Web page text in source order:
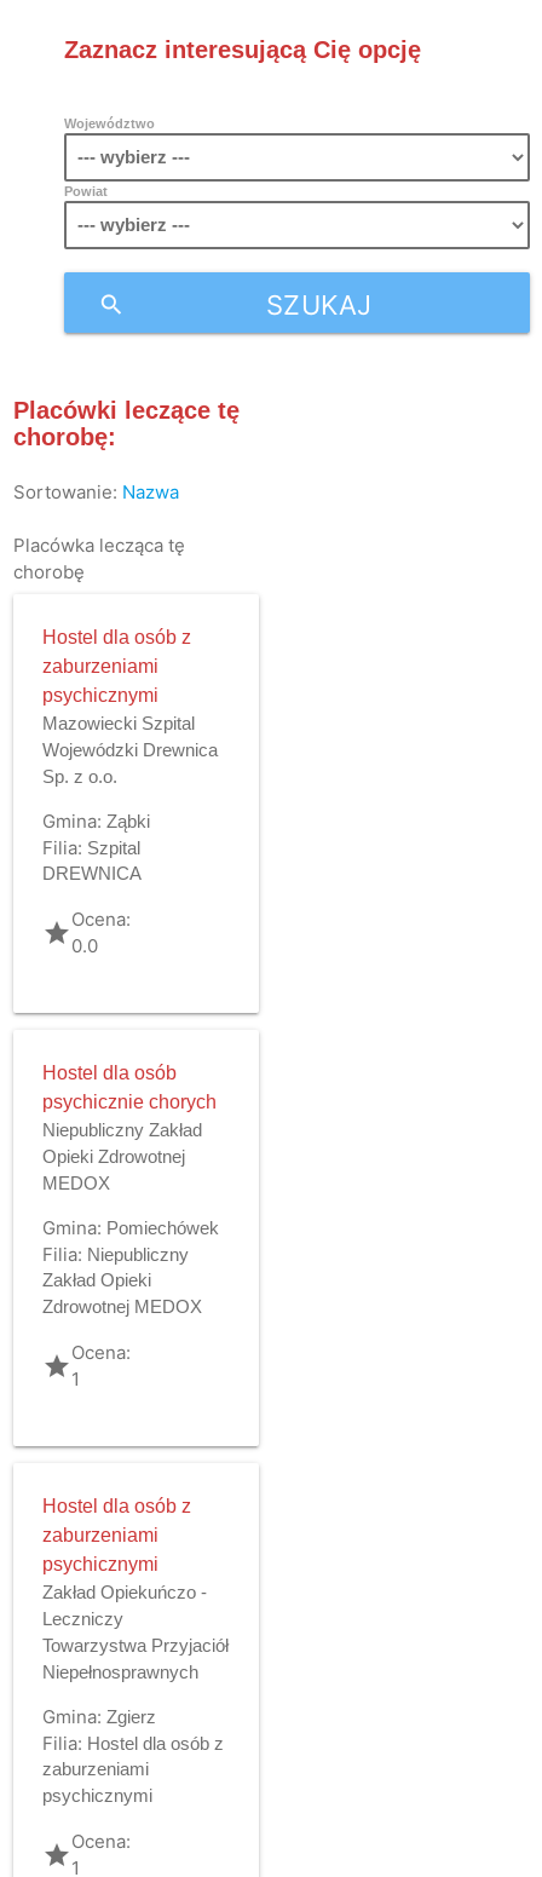
Zaznacz interesującą Cię opcję
Województwo
Powiat
SZUKAJ
search
Placówki leczące tę
chorobę:
Sortowanie: Nazwa
Placówka lecząca tę
chorobę
Hostel dla osób z
zaburzeniami
psychicznymi
Mazowiecki Szpital
Wojewódzki Drewnica
Sp. z o.o.
Gmina: Ząbki
Filia: Szpital
DREWNICA
gradeOcena:
0.0
Hostel dla osób
psychicznie chorych
Niepubliczny Zakład
Opieki Zdrowotnej
MEDOX
Gmina: Pomiechówek
Filia: Niepubliczny
Zakład Opieki
Zdrowotnej MEDOX
gradeOcena:
1
Hostel dla osób z
zaburzeniami
psychicznymi
Zakład Opiekuńczo -
Leczniczy
Towarzystwa Przyjaciół
Niepełnosprawnych
Gmina: Zgierz
Filia: Hostel dla osób z
zaburzeniami
psychicznymi
gradeOcena:
1